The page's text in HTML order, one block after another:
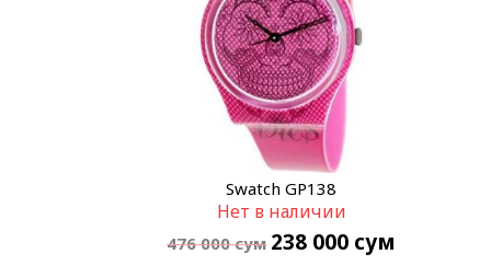
Swatch GP138
Нет в наличии
476 000сум 238 000 сум